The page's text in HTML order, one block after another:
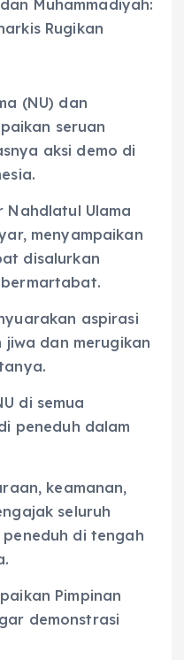
(NU) dan
seruan
aksi demo di
Nahdlatul Ulama
menyampaikan
disalurkan
aspirasi
dan merugikan
di semua
peneduh dalam
keamanan,
seluruh
di tengah
Pimpinan
demonstrasi